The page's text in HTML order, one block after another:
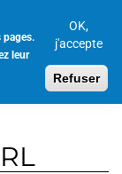
pages.
leur
OK,
j'accepte
Refuser